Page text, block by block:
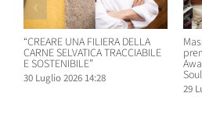
“CREARE UNA FILIERA DELLA
CARNE SELVATICA TRACCIABILE
E SOSTENIBILE”
30 Luglio 2026 14:28 Soul
29